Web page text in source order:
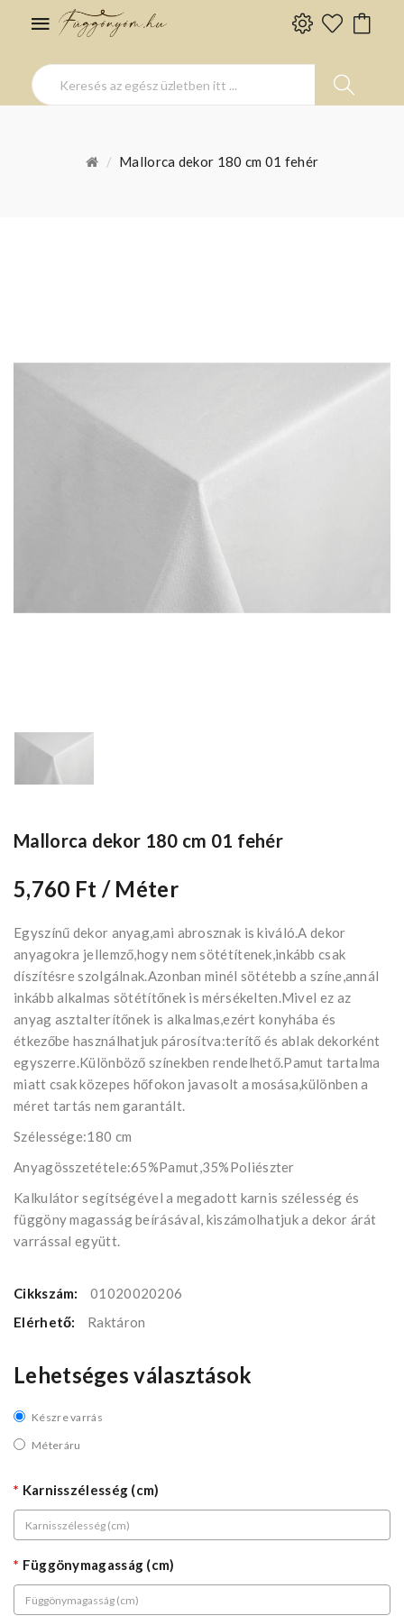
Mallorca dekor 180 cm 01 fehér
Mallorca dekor 180 cm 01 fehér
5,760 Ft / Méter
Egyszínű dekor anyag,ami abrosznak is kiváló.A dekor
anyagokra jellemző,hogy nem sötétítenek,inkább csak
díszítésre szolgálnak.Azonban minél sötétebb a színe,annál
inkább alkalmas sötétítőnek is mérsékelten.Mivel ez az
anyag asztalterítőnek is alkalmas,ezért konyhába és
étkezőbe használhatjuk párosítva:terítő és ablak dekorként
egyszerre.Különböző színekben rendelhető.Pamut tartalma
miatt csak közepes hőfokon javasolt a mosása,különben a
méret tartás nem garantált.
Szélessége:180 cm
Anyagösszetétele:65%Pamut,35%Poliészter
Kalkulátor segítségével a megadott karnis szélesség és
függöny magasság beírásával, kiszámolhatjuk a dekor árát
varrással együtt.
Cikkszám:
01020020206
Elérhető:
Raktáron
Lehetséges választások
Készre varrás
Méteráru
Karnisszélesség (cm)
Függönymagasság (cm)